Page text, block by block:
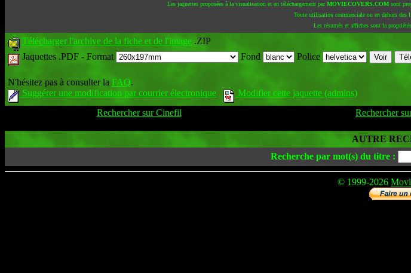
Les jaquettes proposées à la visualisation et en téléchargement parMOVIECOVERS.COMsont
Toute utilisation commerciale ou en dehors des
Les résumés et affiches sont la
Télécharger l'archive de la fiche et de l'image .ZIP
Jaquettes .PDF - Format Fond Police
N'hésitez pas à consulter la FAQ.
Suggérer une modification par courrier électronique
Modifier cette jaquette (admins)
Rechercher sur Cinefil
Rechercher
AUTRE
Recherche par mot(s) du titre :
© 1999-2026